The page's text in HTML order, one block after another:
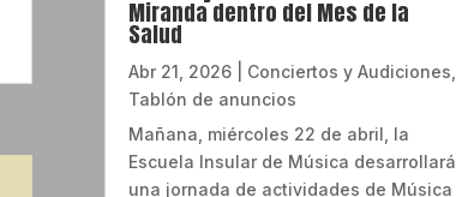
Miranda dentro del Mes de la
Salud
Abr 21, 2026| Conciertos y Audiciones
Tablón de anuncios
Mañana, miércoles 22 de abril, la
Escuela Insular de Música desarrollará
una jornada de actividades de Música